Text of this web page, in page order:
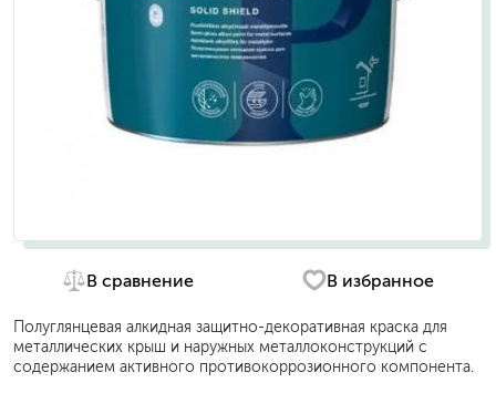
В сравнение В избранное
Полуглянцевая алкидная защитно-декоративная краска для
металлических крыш и наружных металлоконструкций с
содержанием активного противокоррозионного компонента.